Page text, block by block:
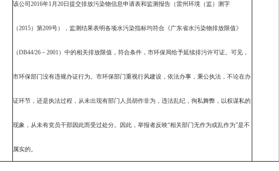
该公司2016年1月20日提交排放污染物信息申请表和监测报告（雷州环境（监）测字
（2015）第209号），监测结果表明各项水污染指标均符合《广东省水污染物排放限值》
（DB44/26－2001）中的相关排放限值，符合条件，市环保局给予延续排污许可证。可见，
市环保部门没有违规办证行为。市环保部门重视行风建设，依法办事，秉公执法，不论在办
证环节，还是执法过程，从未出现有部门人员胡作非为，违法乱纪，徇私舞弊，以权谋私的
现象，从未有党员干部因此而受过处分。因此，举报者反映“相关部门无作为或乱作为”是不
属实的。